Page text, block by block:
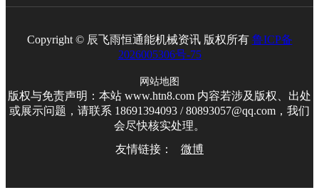
Copyright © 辰飞雨恒通能机械资讯 版权所有 鲁ICP备
2026005306号-75
网站地图
版权与免责声明：本站 www.htn8.com 内容若涉及版权、出处
或展示问题，请联系 18691394093 / 80893057@qq.com，我们
会尽快核实处理。
友情链接：
微博